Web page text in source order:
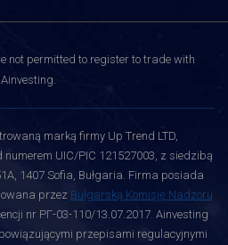
not permitted to register to trade with
Ainvesting.
marką firmy Up Trend LTD,
UIC/PIC 121527003, z siedzibą
1407 Sofia, Bułgaria. Firma posiada
przez Bułgarską Komisję Nadzoru
nr РГ-03-110/13.07.2017. Ainvesting
przepisami regulacyjnymi